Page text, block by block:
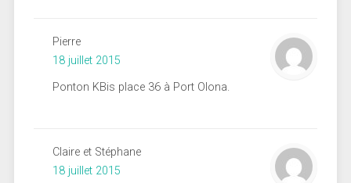
Pierre
18 juillet 2015
Ponton KBis place 36 à Port Olona.
Claire et Stéphane
18 juillet 2015